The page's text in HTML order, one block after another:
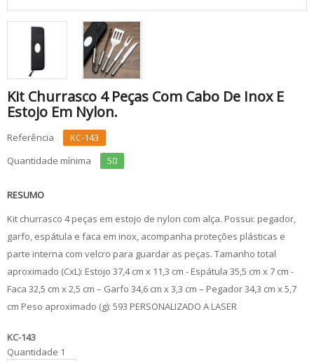
Kit Churrasco 4 Peças Com Cabo De Inox E
Estojo Em Nylon.
Referência
KC-143
Quantidade mínima
50
RESUMO
Kit churrasco 4 peças em estojo de nylon com alça. Possui: pegador,
garfo, espátula e faca em inox, acompanha proteções plásticas e
parte interna com velcro para guardar as peças. Tamanho total
aproximado (CxL): Estojo 37,4 cm x 11,3 cm - Espátula 35,5 cm x 7 cm -
Faca 32,5 cm x 2,5 cm – Garfo 34,6 cm x 3,3 cm – Pegador 34,3 cm x 5,7
cm Peso aproximado (g): 593 PERSONALIZADO A LASER
KC-143
Quantidade 1